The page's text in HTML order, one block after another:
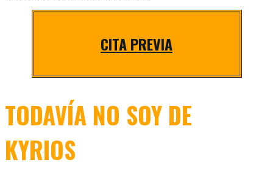
CITA PREVIA
TODAVÍA NO SOY DE
KYRIOS